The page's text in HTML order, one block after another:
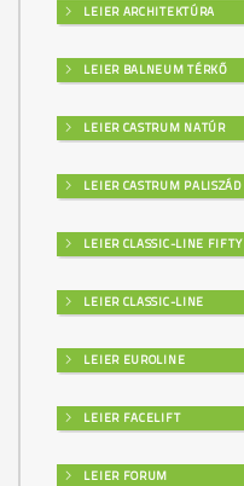
LEIER ARCHITEKTÚRA
LEIER BALNEUM TÉRKŐ
LEIER CASTRUM NATÚR
LEIER CASTRUM PALISZÁD
LEIER CLASSIC-LINE FIFTY
LEIER CLASSIC-LINE
LEIER EUROLINE
LEIER FACELIFT
LEIER FORUM